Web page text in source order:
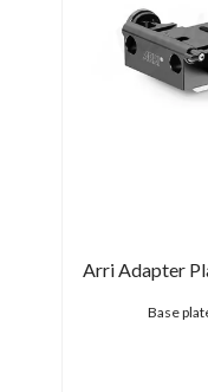
Arri Adapter
Base